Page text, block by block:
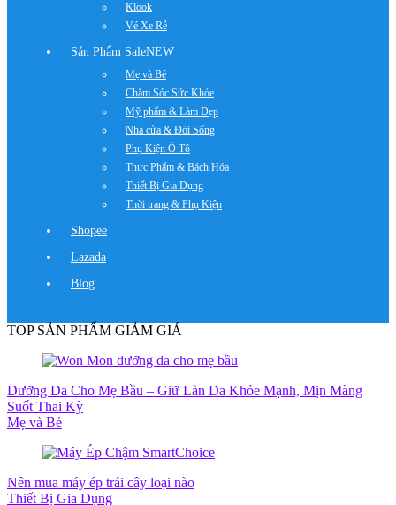
Klook
Vé Xe Rẻ
Sản Phẩm SaleNEW
Mẹ và Bé
Chăm Sóc Sức Khỏe
Mỹ phẩm & Làm Đẹp
Nhà cửa & Đời Sống
Phụ Kiện Ô Tô
Thực Phẩm & Bách Hóa
Thiết Bị Gia Dụng
Thời trang & Phụ Kiện
Shopee
Lazada
Blog
TOP SẢN PHẨM GIẢM GIÁ
Dưỡng Da Cho Mẹ Bầu – Giữ Làn Da Khỏe Mạnh, Mịn Màng
Suốt Thai Kỳ
Mẹ và Bé
Nên mua máy ép trái cây loại nào
Thiết Bị Gia Dụng